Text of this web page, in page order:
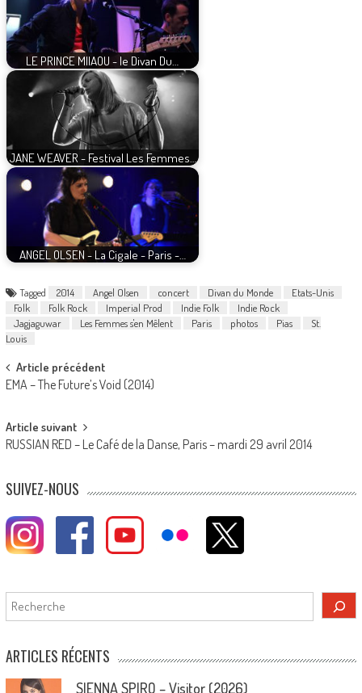
LE PRINCE MIIAOU - le Divan Du…
JANE WEAVER - Festival Les Femmes…
ANGEL OLSEN - La Cigale - Paris -…
Tagged 2014 Angel Olsen concert Divan du Monde
Etats-Unis
Folk
Folk Rock Imperial Prod Indie Folk
Indie Rock
Jagjaguwar
Les Femmes s'en Mêlent Paris photos Pias
St.
Louis
Post
navigation
Article précédent
EMA – The Future’s Void (2014)
Article suivant
RUSSIAN RED – Le Café de la Danse, Paris – mardi 29 avril 2014
SUIVEZ-NOUS
Rechercher
ARTICLES RÉCENTS
SIENNA SPIRO – Visitor (2026)